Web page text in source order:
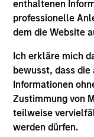
enthaltenen
professionelle
dem die Website
Ich erkläre mich
bewusst, dass
Informationen
Zustimmung von
teilweise
werden dürfen.
Informationen in
Fonds und die
finden Sie auf der
Italienische
„Erweiterte
Hongkong den
Anleger aus
Deutschsprachige
KID oder des KIID,
Jahres- und
Informationen sind